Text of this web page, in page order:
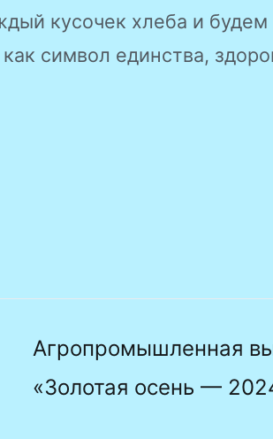
кусочек хлеба и будем
символ единства,
Агропромышленная
«Золотая осень —